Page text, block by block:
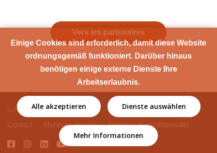
Vers les partenaires
© Fédération Sport Santé
Contact Mentions légales Politique de confidentialité
Einige Cookies sind erforderlich, damit diese Website
ordnungsgemäß funktioniert. Darüber hinaus
benötigen einige externe Dienste Ihre
Arbeitserlaubnis.
Alle akzeptieren Dienste auswählen
Mehr Informationen